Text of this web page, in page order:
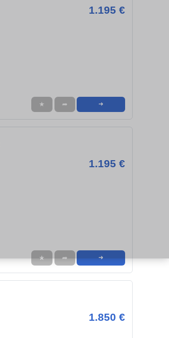
1.195 €
★ ➦ ➜
1.195 €
★ ➦ ➜
1.850 €